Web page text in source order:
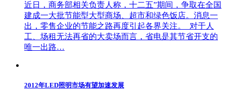
近日，商务部相关负责人称，十二五”期间，争取在全国
建成一大批节能型大型商场、超市和绿色饭店。消息一
出，零售企业的节能之路再度引起各界关注。 对于人
工、场租无法再省的大卖场而言，省电是其节省开支的
唯一出路…
2012年LED照明市场有望加速发展